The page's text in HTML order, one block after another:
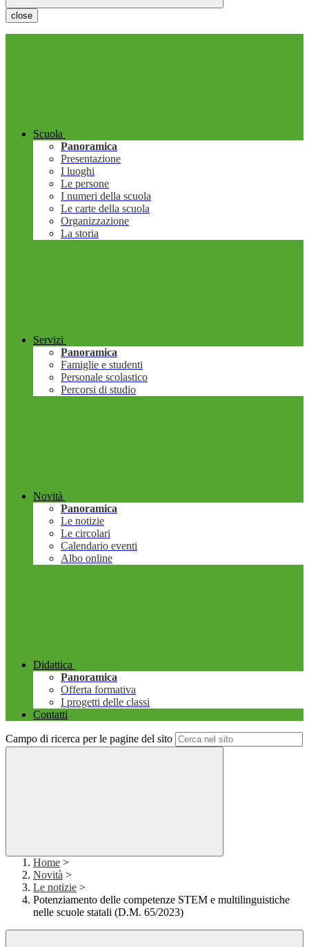
close
Scuola
Panoramica
Presentazione
I luoghi
Le persone
I numeri della scuola
Le carte della scuola
Organizzazione
La storia
Servizi
Panoramica
Famiglie e studenti
Personale scolastico
Percorsi di studio
Novità
Panoramica
Le notizie
Le circolari
Calendario eventi
Albo online
Didattica
Panoramica
Offerta formativa
I progetti delle classi
Contatti
Campo di ricerca per le pagine del sito
Home >
Novità >
Le notizie >
Potenziamento delle competenze STEM e multilinguistiche
nelle scuole statali (D.M. 65/2023)